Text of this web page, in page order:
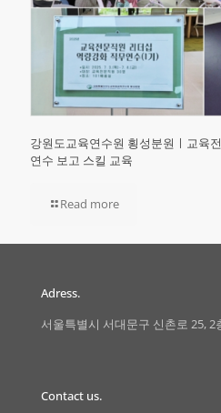
강원도교육연수원 횡성분원ㅣ교육
연수 보고 스킬 교육
Read more
Adress.
서울특별시 서대문구 신촌로 25, 2
Contact us.